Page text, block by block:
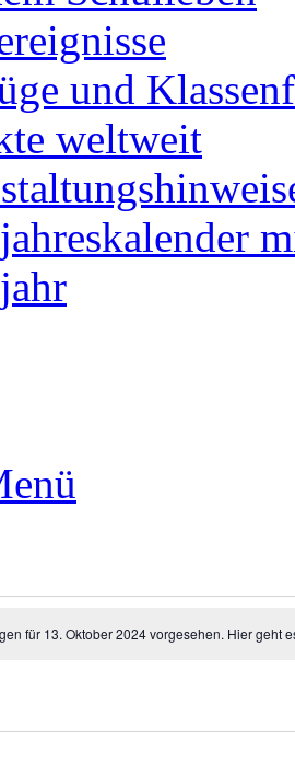
und
weltweit
für 13. Oktober 2024 vorgesehen. Hier geht